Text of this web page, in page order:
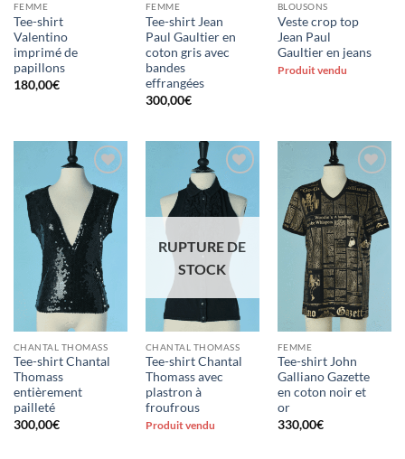
FEMME
Tee-shirt
Valentino
imprimé de
papillons
180,00€
FEMME
Tee-shirt Jean
Paul Gaultier en
coton gris avec
bandes
effrangées
300,00€
BLOUSONS
Veste crop top
Jean Paul
Gaultier en jeans
Produit vendu
Ajouter
à la liste
d'envies
CHANTAL THOMASS
Tee-shirt Chantal
Thomass
entièrement
pailleté
300,00€
Ajouter
à la liste
d'envies
RUPTURE DE
STOCK
CHANTAL THOMASS
Tee-shirt Chantal
Thomass avec
plastron à
froufrous
Produit vendu
Ajouter
à la liste
d'envies
FEMME
Tee-shirt John
Galliano Gazette
en coton noir et
or
330,00€